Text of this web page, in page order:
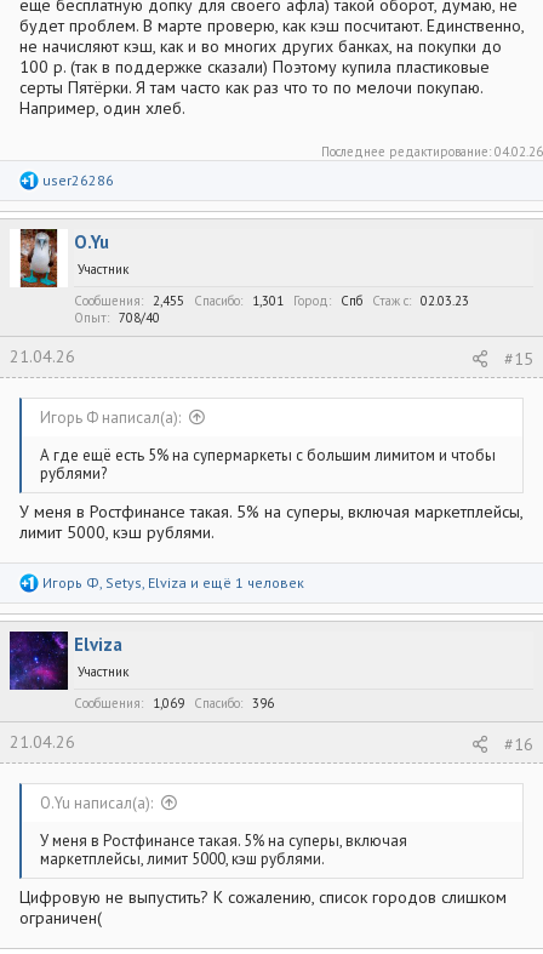
ещё бесплатную допку для своего афла) такой оборот, думаю, не
будет проблем. В марте проверю, как кэш посчитают. Единственно,
не начисляют кэш, как и во многих других банках, на покупки до
100 р. (так в поддержке сказали) Поэтому купила пластиковые
серты Пятёрки. Я там часто как раз что то по мелочи покупаю.
Например, один хлеб.
Последнее редактирование: 04.02.26
Р
а
к
ц
и
и
user26286
O.Yu
Участник
Сообщения
2,455 Спасибо 1,301 Город Спб Стаж c
02.03.23
Опыт
708/40
21.04.26 #15
Игорь Ф написал(а):
А где ещё есть 5% на супермаркеты с большим лимитом и чтобы
рублями?
У меня в Ростфинансе такая. 5% на суперы, включая маркетплейсы,
лимит 5000, кэш рублями.
Р
а
к
ц
и
и
Игорь Ф, Setys, Elviza и ещё 1 человек
Elviza
Участник
Сообщения
1,069 Спасибо 396
21.04.26 #16
O.Yu написал(а):
У меня в Ростфинансе такая. 5% на суперы, включая
маркетплейсы, лимит 5000, кэш рублями.
Цифровую не выпустить? К сожалению, список городов слишком
ограничен(